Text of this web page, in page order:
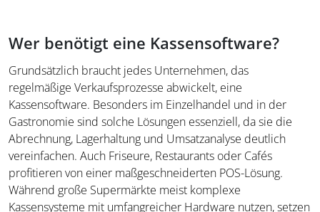
Wer benötigt eine Kassensoftware?
Grundsätzlich braucht jedes Unternehmen, das
regelmäßige Verkaufsprozesse abwickelt, eine
Kassensoftware. Besonders im Einzelhandel und in der
Gastronomie sind solche Lösungen essenziell, da sie die
Abrechnung, Lagerhaltung und Umsatzanalyse deutlich
vereinfachen. Auch Friseure, Restaurants oder Cafés
profitieren von einer maßgeschneiderten POS-Lösung.
Während große Supermärkte meist komplexe
Kassensysteme mit umfangreicher Hardware nutzen, setzen